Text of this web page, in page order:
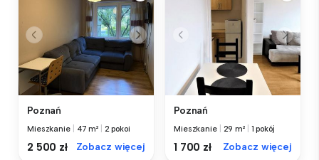
Poznań
Mieszkanie 47 m² 2 pokoi
2 500 zł Zobacz więcej
Poznań
Mieszkanie 29 m² 1 pokój
1 700 zł Zobacz więcej